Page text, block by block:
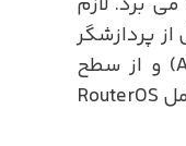
پردازشگر
نسل جدید اتروس (Atheros) و از سطح
لایسنس 4 برای سیستم عامل RouterOS